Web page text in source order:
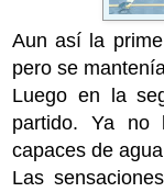
Aun así la
pero se
Luego en la
partido. Ya no
capaces de
Las